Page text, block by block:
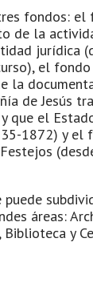
fondos: el
de la
jurídica
el
la
de Jesús
que el
1872) y el
áreas:
y